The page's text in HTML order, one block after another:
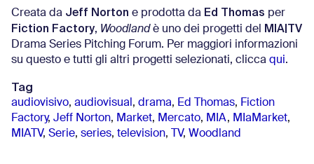
Creata da Jeff Norton e prodotta da Ed Thomas per
Fiction Factory, Woodlandè uno dei progetti del MIA|TV
Drama Series Pitching Forum. Per maggiori informazioni
su questo e tutti gli altri progetti selezionati, clicca qui.
Tag
audiovisivo, audiovisual , drama, Ed Thomas, Fiction
Factory, Jeff Norton, Market, Mercato, MIA, MIaMarket,
MIATV, Serie, series, television, TV, Woodland